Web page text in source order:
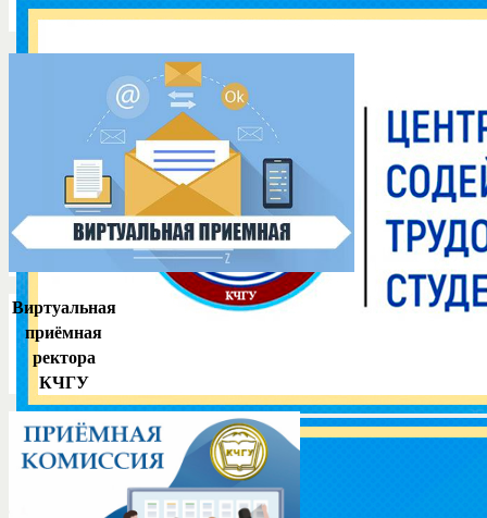
Виртуальная
приёмная
ректора
КЧГУ